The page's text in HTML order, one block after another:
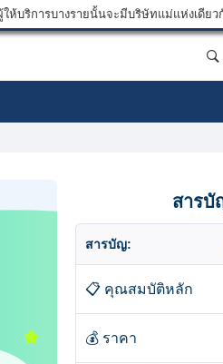
บริการบางรายนั้นจะมีบริษัทแม่แห่งเดียว
สารบั
สารบัญ:
📋 คุณสมบัติหลัก
💰 ราคา